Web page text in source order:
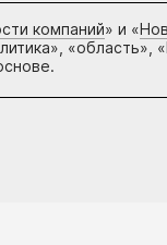
компаний» и «
«область»,